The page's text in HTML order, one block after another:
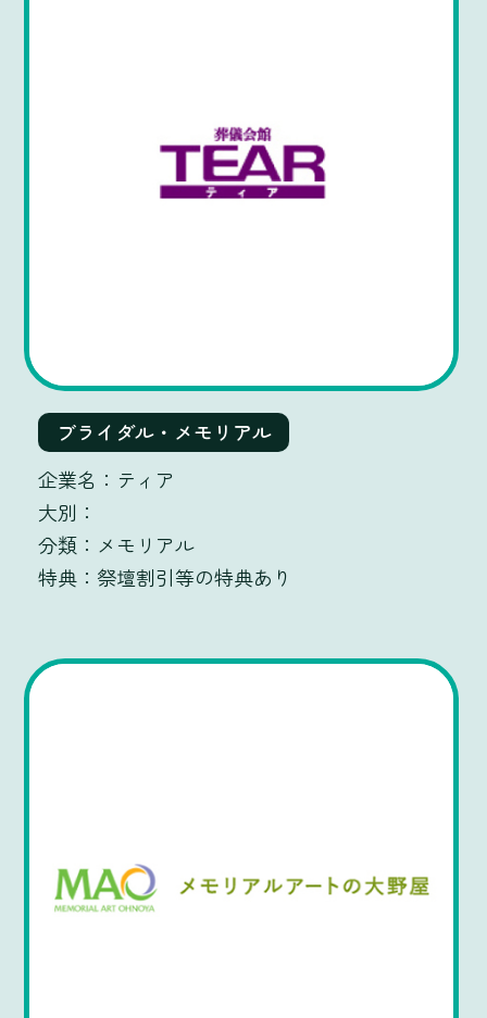
ブライダル・メモリアル
ティア
メモリアル
祭壇割引等の特典あり